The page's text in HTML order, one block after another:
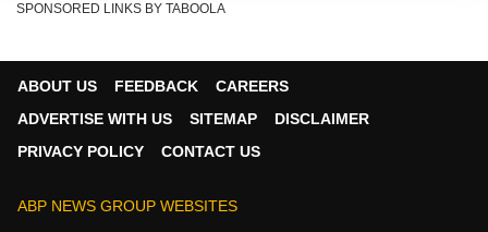
वरुण धवन, पूजा हेगड़े और मृणाल ठाकुर की लेटेस्ट रिलीज
SPONSORED LINKS BY TABOOLA
ABOUT US FEEDBACK
CAREERS
ADVERTISE WITH US
SITEMAP
DISCLAIMER
PRIVACY POLICY
CONTACT US
ABP NEWS GROUP WEBSITES